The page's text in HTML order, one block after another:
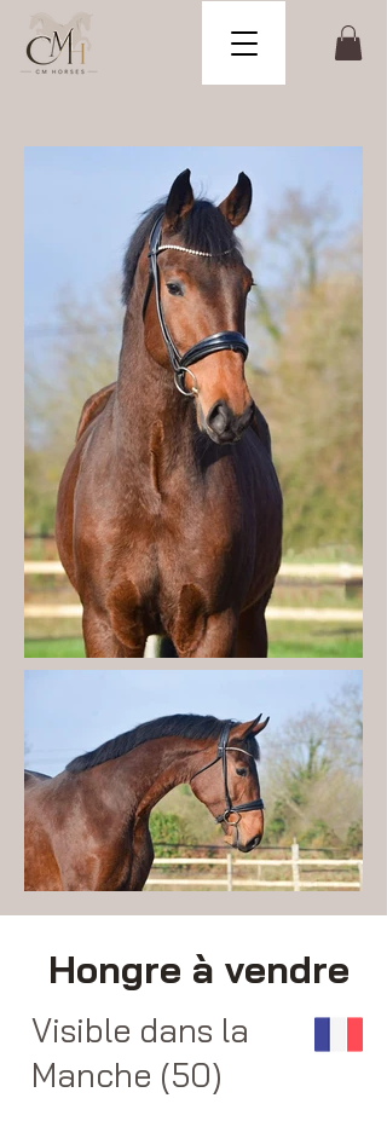
Hongre à vendre
Visible dans la
Manche (50)